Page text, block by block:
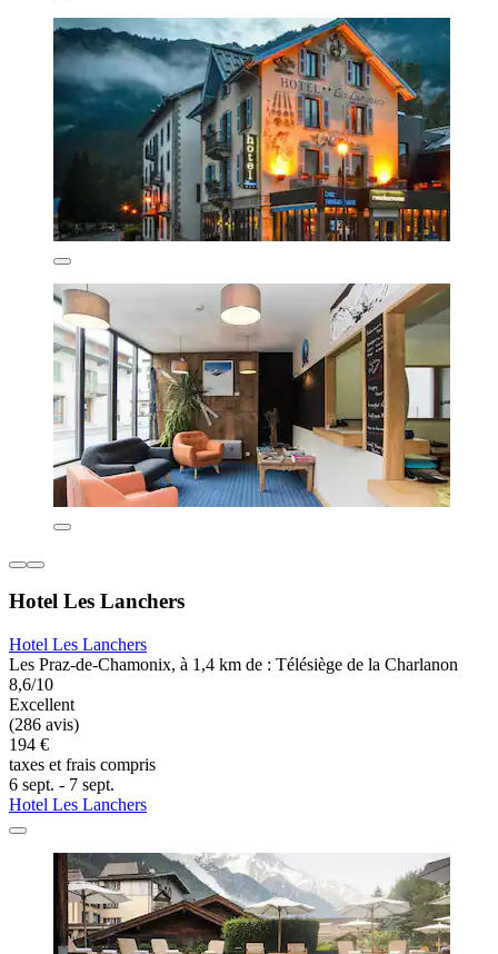
Hotel Les Lanchers
Hotel Les Lanchers
Les Praz-de-Chamonix, à 1,4 km de : Télésiège de la Charlanon
8,6/10
Excellent
(286 avis)
194 €
taxes et frais compris
6 sept. - 7 sept.
Hotel Les Lanchers